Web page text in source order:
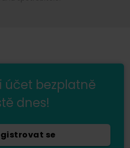
účet bezplatně
dnes!
se